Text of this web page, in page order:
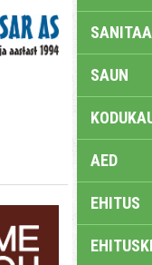
SAUN
AED
EHITUS